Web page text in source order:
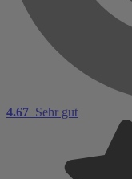
4.67 Sehr gut